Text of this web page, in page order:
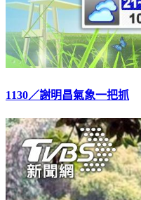
1130／謝明昌氣象一把抓